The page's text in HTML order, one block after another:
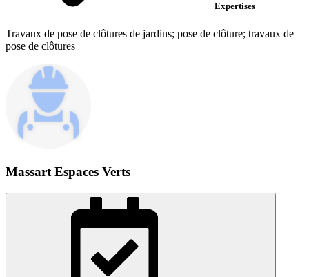
Expertises
Travaux de pose de clôtures de jardins; pose de clôture; travaux de
pose de clôtures
Massart Espaces Verts